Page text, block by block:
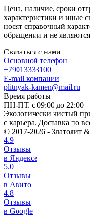
Цена, наличие, сроки
характеристики и иные
носят справочный
обращении и не
Связаться с нами
Основной телефон
+79013333100
E-mail компании
plitnyak-kamen@mail.ru
Время работы
ПН-ПТ, с 09:00 до 22:00
Экологически чистый
с карьера. Доставка по
© 2017-2026 - Златолит
4.9
Отзывы
в Яндексе
5.0
Отзывы
в Авито
4.8
Отзывы
в Google